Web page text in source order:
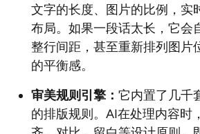
文字的长度、图片的比例，实
布局。如果一段话太长，它会
整行间距，甚至重新排列图片
的平衡感。
审美规则引擎： 它内置了几千
的排版规则。AI在处理内容时